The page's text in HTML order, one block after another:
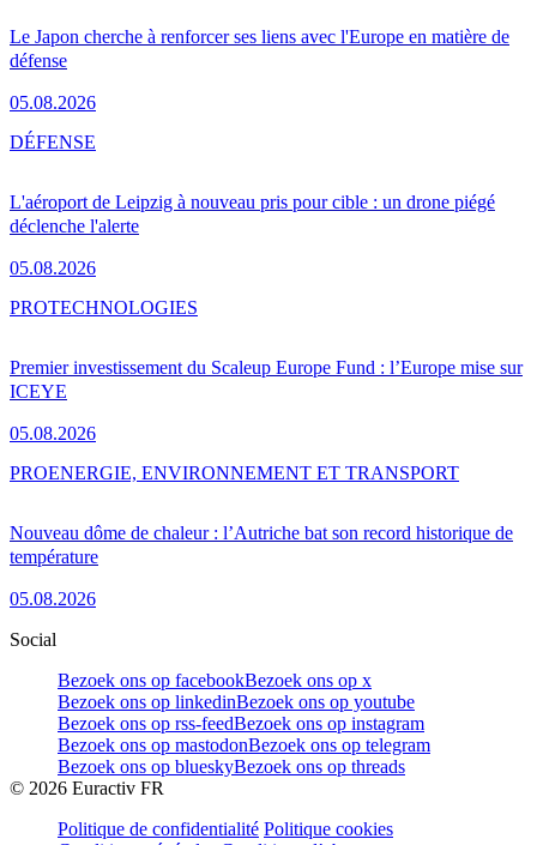
Le Japon cherche à renforcer ses liens avec l'Europe en matière de
défense
05.08.2026
L'aéroport de Leipzig à nouveau pris pour cible : un drone piégé
déclenche l'alerte
05.08.2026
DÉFENSE
Premier investissement du Scaleup Europe Fund : l’Europe mise sur
ICEYE
05.08.2026
PROTECHNOLOGIES
Nouveau dôme de chaleur : l’Autriche bat son record historique de
température
05.08.2026
PROENERGIE, ENVIRONNEMENT ET TRANSPORT
Social
Bezoek ons op facebookBezoek ons op x
Bezoek ons op linkedinBezoek ons op youtube
Bezoek ons op rss-feedBezoek ons op instagram
Bezoek ons op mastodonBezoek ons op telegram
Bezoek ons op blueskyBezoek ons op threads
© 2026 Euractiv FR
Politique de confidentialité Politique cookies